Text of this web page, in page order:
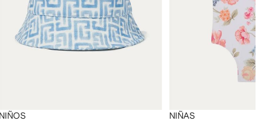
NIÑAS